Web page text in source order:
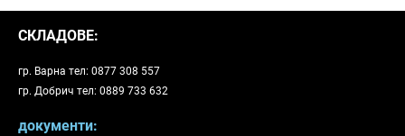
СКЛАДОВЕ:
гр. Варна тел: 0877 308 557
гр. Добрич тел: 0889 733 632
документи: